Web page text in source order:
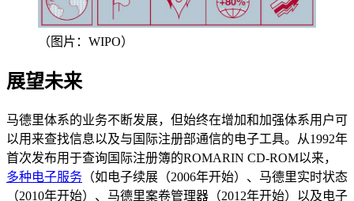
（图片：WIPO）
展望未来
马德里体系的业务不断发展，但始终在增加和加强体系用户可
以用来查找信息以及与国际注册部通信的电子工具。从1992年
首次发布用于查询国际注册簿的ROMARIN CD-ROM以来，
多种电子服务 （如电子续展（2006年开始）、马德里实时状态
（2010年开始）、马德里案卷管理器（2012年开始）以及电子